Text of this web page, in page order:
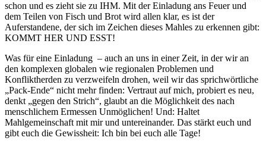
schon und es zieht sie zu IHM. Mit der Einladung ans Feuer und
dem Teilen von Fisch und Brot wird allen klar, es ist der
Auferstandene, der sich im Zeichen dieses Mahles zu erkennen gibt:
KOMMT HER UND ESST!
Was für eine Einladung – auch an uns in einer Zeit, in der wir an
den komplexen globalen wie regionalen Problemen und
Konfliktherden zu verzweifeln drohen, weil wir das sprichwörtliche
„Pack-Ende“ nicht mehr finden: Vertraut auf mich, probiert es neu,
denkt „gegen den Strich“, glaubt an die Möglichkeit des nach
menschlichem Ermessen Unmöglichen! Und: Haltet
Mahlgemeinschaft mit mir und untereinander. Das stärkt euch und
gibt euch die Gewissheit: Ich bin bei euch alle Tage!